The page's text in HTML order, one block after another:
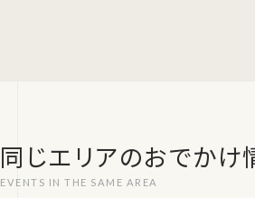
同じエリアのおでかけ